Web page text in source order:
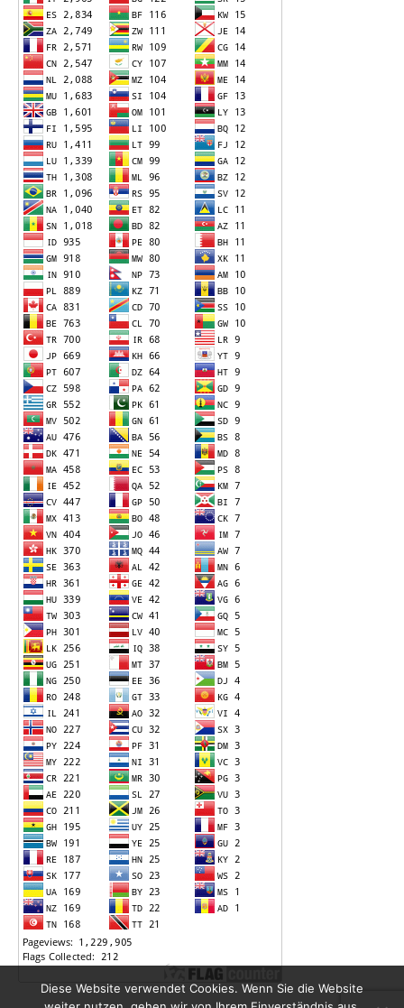
Diese Website verwendet Cookies. Wenn Sie die Website